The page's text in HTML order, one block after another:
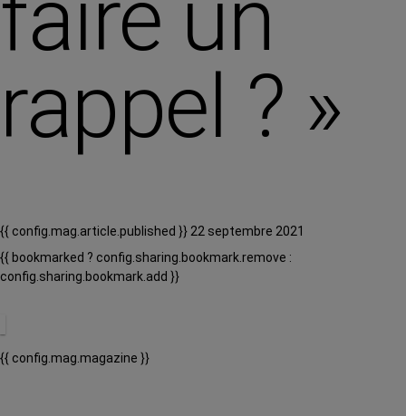
rappel ? »
{{ config.mag.article.published }} 22 septembre 2021
{{ bookmarked ? config.sharing.bookmark.remove :
config.sharing.bookmark.add }}
{{ config.mag.magazine }}